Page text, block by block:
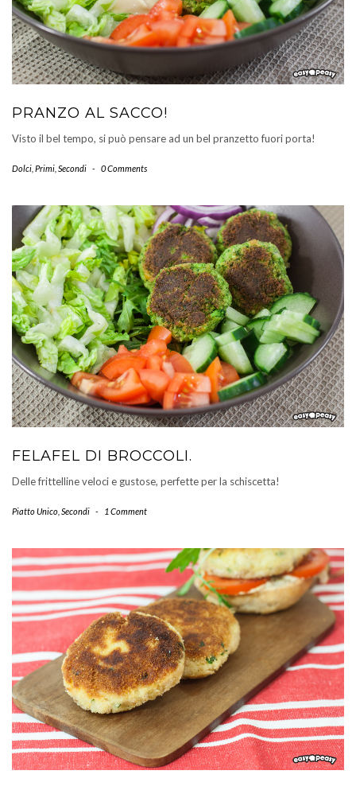
PRANZO AL SACCO!
Visto il bel tempo, si può pensare ad un bel pranzetto fuori porta!
Dolci Primi Secondi - 0 Comments
FELAFEL DI BROCCOLI.
Delle frittelline veloci e gustose, perfette per la schiscetta!
Piatto Unico Secondi - 1 Comment